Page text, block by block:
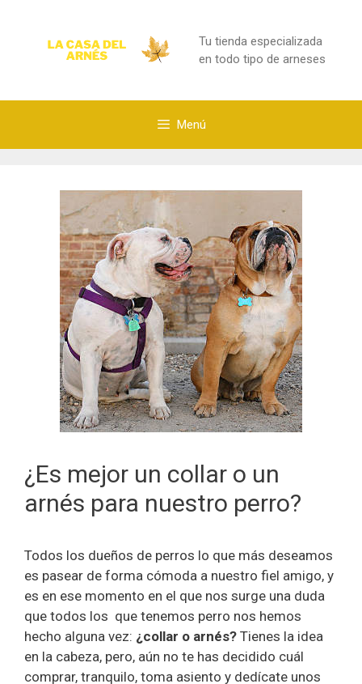
contenido
Tu tienda especializada
en todo tipo de arneses
Menú
¿Es mejor un collar o un
arnés para nuestro perro?
Todos los dueños de perros lo que más deseamos
es pasear de forma cómoda a nuestro fiel amigo, y
es en ese momento en el que nos surge una duda
que todos los que tenemos perro nos hemos
hecho alguna vez: ¿collar o arnés? Tienes la idea
en la cabeza, pero, aún no te has decidido cuál
comprar, tranquilo, toma asiento y dedícate unos